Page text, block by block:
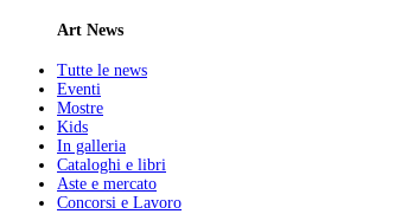
Art News
Tutte le news
Eventi
Mostre
Kids
In galleria
Cataloghi e libri
Aste e mercato
Concorsi e Lavoro